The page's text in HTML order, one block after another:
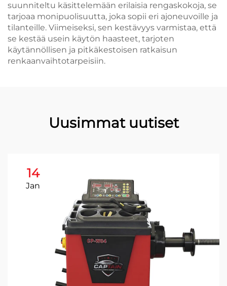
suunniteltu käsittelemään erilaisia rengaskokoja, se
tarjoaa monipuolisuutta, joka sopii eri ajoneuvoille ja
tilanteille. Viimeiseksi, sen kestävyys varmistaa, että
se kestää usein käytön haasteet, tarjoten
käytännöllisen ja pitkäkestoisen ratkaisun
renkaanvaihtotarpeisiin.
Uusimmat uutiset
14
Jan